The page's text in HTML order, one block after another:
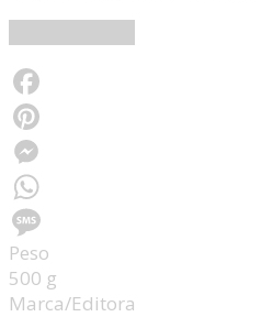
Facebook
Pinterest
Messenger
WhatsApp
Message
Peso
500 g
Marca/Editora